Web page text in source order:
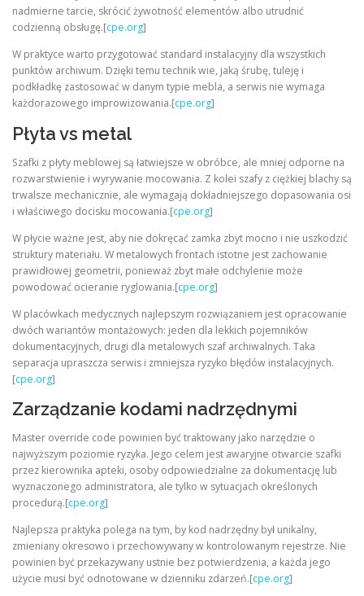
nadmierne tarcie, skrócić żywotność elementów albo utrudnić
codzienną obsługę.[cpe.org]
W praktyce warto przygotować standard instalacyjny dla wszystkich
punktów archiwum. Dzięki temu technik wie, jaką śrubę, tuleję i
podkładkę zastosować w danym typie mebla, a serwis nie wymaga
każdorazowego improwizowania.[cpe.org]
Płyta vs metal
Szafki z płyty meblowej są łatwiejsze w obróbce, ale mniej odporne na
rozwarstwienie i wyrywanie mocowania. Z kolei szafy z ciężkiej blachy są
trwalsze mechanicznie, ale wymagają dokładniejszego dopasowania osi
i właściwego docisku mocowania.[cpe.org]
W płycie ważne jest, aby nie dokręcać zamka zbyt mocno i nie uszkodzić
struktury materiału. W metalowych frontach istotne jest zachowanie
prawidłowej geometrii, ponieważ zbyt małe odchylenie może
powodować ocieranie ryglowania.[cpe.org]
W placówkach medycznych najlepszym rozwiązaniem jest opracowanie
dwóch wariantów montażowych: jeden dla lekkich pojemników
dokumentacyjnych, drugi dla metalowych szaf archiwalnych. Taka
separacja upraszcza serwis i zmniejsza ryzyko błędów instalacyjnych.
[cpe.org]
Zarządzanie kodami nadrzędnymi
Master override code powinien być traktowany jako narzędzie o
najwyższym poziomie ryzyka. Jego celem jest awaryjne otwarcie szafki
przez kierownika apteki, osoby odpowiedzialne za dokumentację lub
wyznaczonego administratora, ale tylko w sytuacjach określonych
procedurą.[cpe.org]
Najlepsza praktyka polega na tym, by kod nadrzędny był unikalny,
zmieniany okresowo i przechowywany w kontrolowanym rejestrze. Nie
powinien być przekazywany ustnie bez potwierdzenia, a każda jego
użycie musi być odnotowane w dzienniku zdarzeń.[cpe.org]